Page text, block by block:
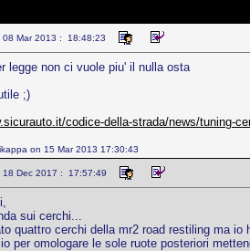
08 Mar 2013 : 18:48:23
legge non ci vuole piu' il nulla osta
;)
codice-della-strada/news/tuning-
on 15 Mar 2013 17:30:43
18 Dec 2017 : 17:57:49
sui cerchi...
quattro cerchi della mr2 road restiling ma
per omologare le sole ruote posteriori